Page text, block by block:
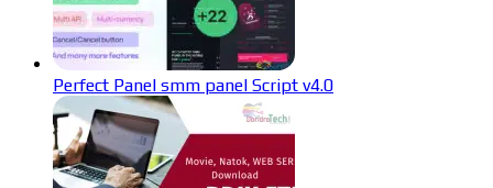
Perfect Panel smm panel Script v4.0